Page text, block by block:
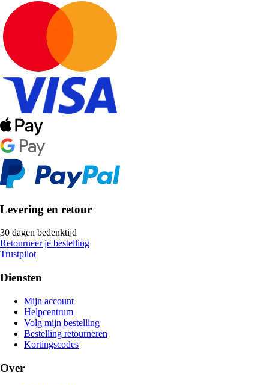
Levering en retour
30 dagen bedenktijd
Retourneer je bestelling
Trustpilot
Diensten
Mijn account
Helpcentrum
Volg mijn bestelling
Bestelling retourneren
Kortingscodes
Over